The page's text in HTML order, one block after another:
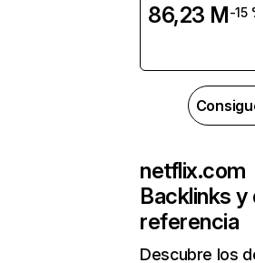
86,23 M-15
netflix.com
Backlinks y
referencia
Descubre los